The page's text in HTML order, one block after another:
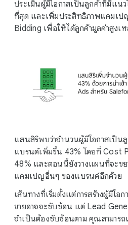
ประเมินผู้มีโอกาสเป็นลูกค้าที่มีแนว
ที่สุด และเพิ่มประสิทธิภาพแคมเป
Bidding เพื่อให้ได้ลูกค้ามูลค่าสูงเ
แสนสิริพบว่าจำนวนผู้มีโอกาสเป็น
แบรนด์เพิ่มขึ้น 43% โดยที่ Cost
48% และตอนนี้ยังวางแผนที่จะข
แคมเปญอื่นๆ ของแบรนด์อีกด้วย
เส้นทางที่เริ่มตั้งแต่การสร้างผู้มีโอ
ขายอาจจะซับซ้อน แต่ Lead
จำเป็นต้องซับซ้อนตาม คุณสามาร